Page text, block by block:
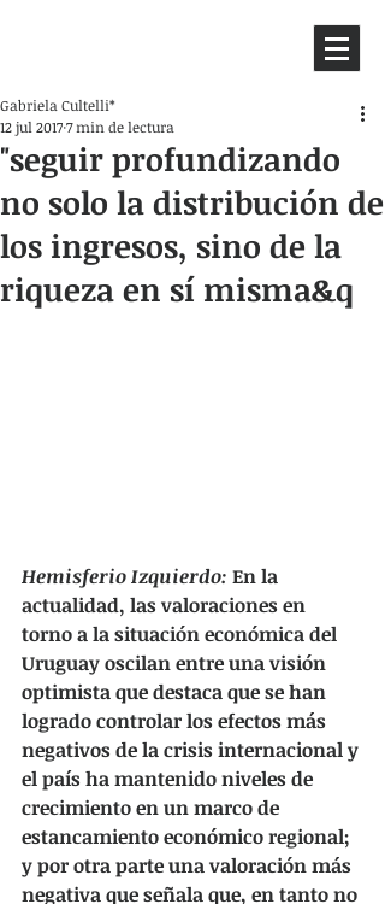
"seguir profundizando
no solo la distribución de
los ingresos, sino de la
riqueza en sí misma&q
Gabriela Cultelli*
12 jul 20177 min de lectura
Hemisferio Izquierdo: En la
actualidad, las valoraciones en
torno a la situación económica del
Uruguay oscilan entre una visión
optimista que destaca que se han
logrado controlar los efectos más
negativos de la crisis internacional y
el país ha mantenido niveles de
crecimiento en un marco de
estancamiento económico regional;
y por otra parte una valoración más
negativa que señala que, en tanto no